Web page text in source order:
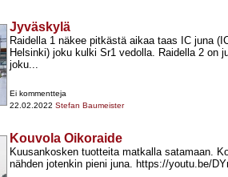
Jyväskylä
Raidella 1 näkee pitkästä aikaa taas IC juna
Helsinki) joku kulki Sr1 vedolla. Raidella 2 on
joku...
Ei kommentteja
22.02.2022 Stefan Baumeister
Kouvola Oikoraide
Kuusankosken tuotteita matkalla satamaan.
nähden jotenkin pieni juna. https://youtu.be/